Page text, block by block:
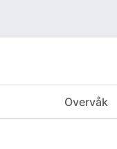
Overvåk